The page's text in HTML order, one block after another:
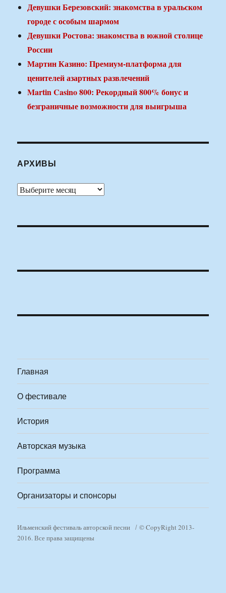
Девушки Березовский: знакомства в уральском
городе с особым шармом
Девушки Ростова: знакомства в южной столице
России
Мартин Казино: Премиум-платформа для
ценителей азартных развлечений
Martin Casino 800: Рекордный 800% бонус и
безграничные возможности для выигрыша
АРХИВЫ
Архивы
Главная
О фестивале
История
Авторская музыка
Программа
Организаторы и спонсоры
Ильменский фестиваль авторской песни
© CopyRight 2013-
2016. Все права защищены